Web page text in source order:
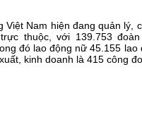
Việt Nam hiện đang quản lý,
thuộc, với 139.753
đó lao động nữ 45.155
kinh doanh là 415 công